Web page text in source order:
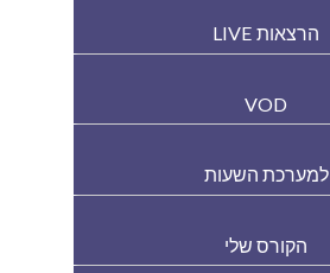
הרצאות LIVE
VOD
למערכת השעות
הקורס שלי